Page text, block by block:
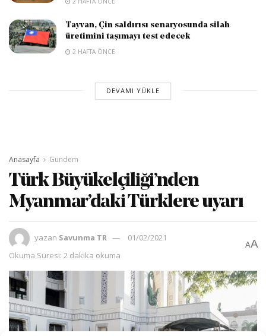
Tayvan, Çin saldırısı senaryosunda silah
üretimini taşımayı test edecek
2 HAFTA ÖNCE
DEVAMI YÜKLE
Anasayfa Gündem
Türk Büyükelçiliği’nden
Myanmar’daki Türklere uyarı
yazan Savunma TR
01/02/2021
Okuma Süresi: 2 dakika okuma
AA